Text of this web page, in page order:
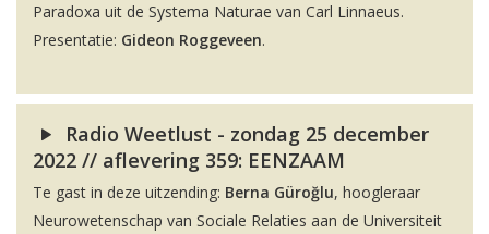
Paradoxa uit de Systema Naturae van Carl Linnaeus.
Presentatie: Gideon Roggeveen.
Radio Weetlust - zondag 25 december
2022 // aflevering 359: EENZAAM
Te gast in deze uitzending: Berna Güroğlu, hoogleraar
Neurowetenschap van Sociale Relaties aan de Universiteit